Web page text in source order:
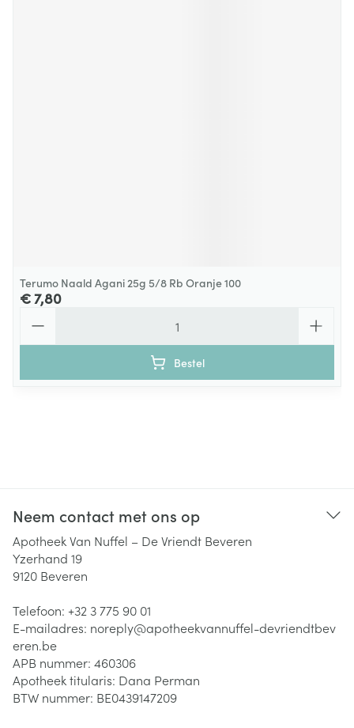
Terumo Naald Agani 25g 5/8 Rb Oranje 100
€ 7,80
Bestel
Neem contact met ons op
Apotheek Van Nuffel – De Vriendt Beveren
Yzerhand 19
9120 Beveren
Telefoon: +32 3 775 90 01
E-mailadres: noreply@apotheekvannuffel-devriendtbev
eren.be
APB nummer: 460306
Apotheek titularis: Dana Perman
BTW nummer: BE0439147209